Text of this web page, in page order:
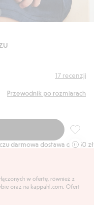
17 recenzji
Przewodnik po rozmiarach
darmowa dostawa od 150 zł
w ofertę, również z
oraz na kappahl.com. Ofert